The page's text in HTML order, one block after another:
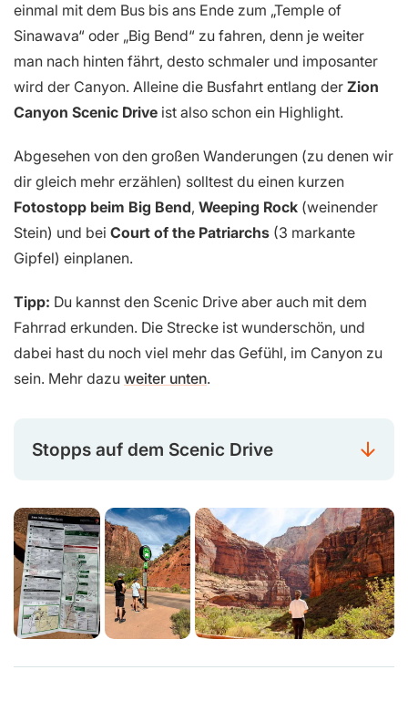
einmal mit dem Bus bis ans Ende zum „Temple of
Sinawava“ oder „Big Bend“ zu fahren, denn je weiter
man nach hinten fährt, desto schmaler und imposanter
wird der Canyon. Alleine die Busfahrt entlang der Zion
Canyon Scenic Drive ist also schon ein Highlight.
Abgesehen von den großen Wanderungen (zu denen wir
dir gleich mehr erzählen) solltest du einen kurzen
Fotostopp beim Big Bend, Weeping Rock (weinender
Stein) und bei Court of the Patriarchs (3 markante
Gipfel) einplanen.
Tipp: Du kannst den Scenic Drive aber auch mit dem
Fahrrad erkunden. Die Strecke ist wunderschön, und
dabei hast du noch viel mehr das Gefühl, im Canyon zu
sein. Mehr dazu weiter unten.
Stopps auf dem Scenic Drive